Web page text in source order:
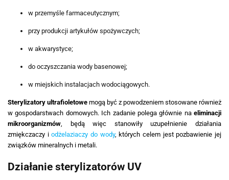
w przemyśle farmaceutycznym;
przy produkcji artykułów spożywczych;
w akwarystyce;
do oczyszczania wody basenowej;
w miejskich instalacjach wodociągowych.
Sterylizatory ultrafioletowe mogą być z powodzeniem stosowane również
w gospodarstwach domowych. Ich zadanie polega głównie na eliminacji
mikroorganizmów, będą więc stanowiły uzupełnienie działania
zmiękczaczy iodżelaziaczy do wody, których celem jest pozbawienie jej
związków mineralnych i metali.
Działanie sterylizatorów UV